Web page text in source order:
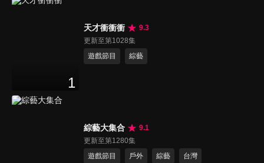
1
天才衝衝衝
9.3
更新至第1028集
遊戲節目
綜藝
綜藝大集合
9.1
更新至第1280集
遊戲節目
戶外 綜藝 台灣